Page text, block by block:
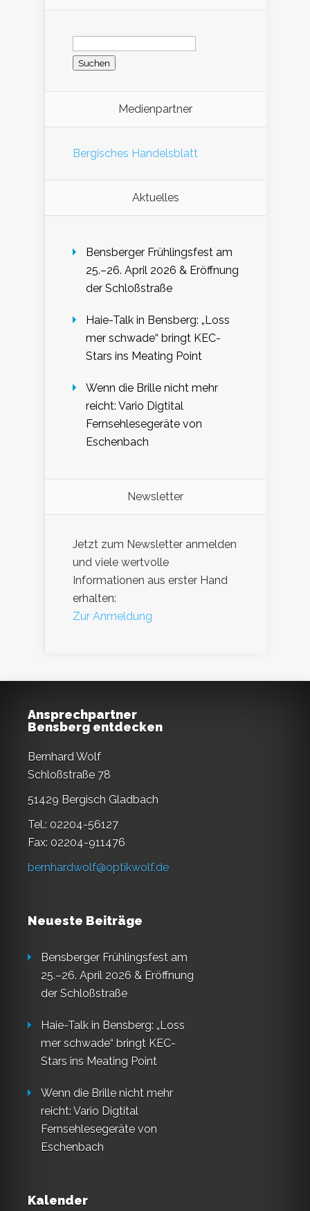
Suchen
Medienpartner
Bergisches Handelsblatt
Aktuelles
Bensberger Frühlingsfest am
25.–26. April 2026 & Eröffnung
der Schloßstraße
Haie-Talk in Bensberg: „Loss
mer schwade“ bringt KEC-
Stars ins Meating Point
Wenn die Brille nicht mehr
reicht: Vario Digtital
Fernsehlesegeräte von
Eschenbach
Newsletter
Jetzt zum Newsletter anmelden
und viele wertvolle
Informationen aus erster Hand
erhalten:
Zur Anmeldung
Ansprechpartner
Bensberg entdecken
Bernhard Wolf
Schloßstraße 78
51429 Bergisch Gladbach
Tel.: 02204-56127
Fax: 02204-911476
bernhardwolf@optikwolf.de
Neueste Beiträge
Bensberger Frühlingsfest am
25.–26. April 2026 & Eröffnung
der Schloßstraße
Haie-Talk in Bensberg: „Loss
mer schwade“ bringt KEC-
Stars ins Meating Point
Wenn die Brille nicht mehr
reicht: Vario Digtital
Fernsehlesegeräte von
Eschenbach
Kalender